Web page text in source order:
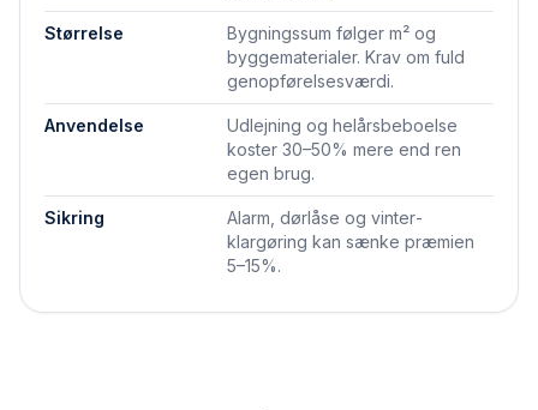
Størrelse
Bygningssum følger m² og
byggematerialer. Krav om fuld
genopførelses­værdi.
Anvendelse
Udlejning og helårsbeboelse
koster 30–50% mere end ren
egen brug.
Sikring
Alarm, dørlåse og vinter­
klargøring kan sænke præmien
5–15%.